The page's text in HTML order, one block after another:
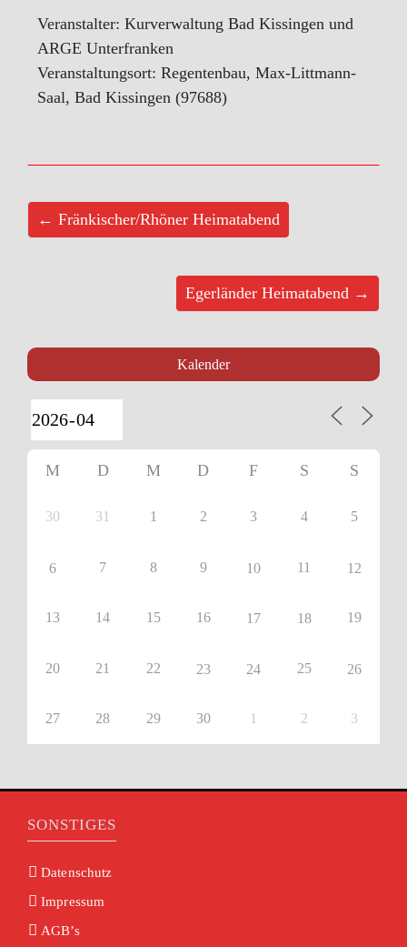
Veranstalter: Kurverwaltung Bad Kissingen und
ARGE Unterfranken
Veranstaltungsort: Regentenbau, Max-Littmann-
Saal, Bad Kissingen (97688)
← Fränkischer/Rhöner Heimatabend
Egerländer Heimatabend →
Kalender
M D M D F S S
30 31 1 2 3 4 5
6 7 8 9 10 11 12
13 14 15 16 17 18 19
20 21 22 23 24 25 26
27 28 29 30 1 2 3
SONSTIGES
Datenschutz
Impressum
AGB’s